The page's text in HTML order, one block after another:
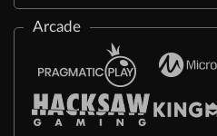
Arcade